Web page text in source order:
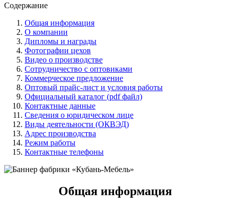
Содержание
Общая информация
О компании
Дипломы и награды
Фотографии цехов
Видео о производстве
Сотрудничество с оптовиками
Коммерческое предложение
Оптовый прайс-лист и условия работы
Официальный каталог (pdf файл)
Контактные данные
Сведения о юридическом лице
Виды деятельности (ОКВЭД)
Адрес производства
Режим работы
Контактные телефоны
Общая информация